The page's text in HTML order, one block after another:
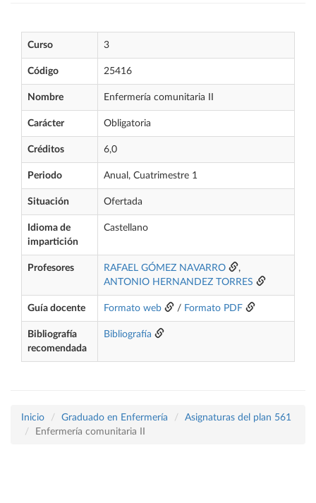
Curso 3
Código 25416
Nombre Enfermería comunitaria II
Carácter Obligatoria
Créditos 6,0
Periodo Anual, Cuatrimestre 1
Situación Ofertada
Idioma de
impartición
Castellano
Profesores RAFAEL GÓMEZ NAVARRO
,
ANTONIO HERNANDEZ TORRES
Guía docente Formato web / Formato PDF
Bibliografía
recomendada
Bibliografía
Inicio Graduado en Enfermería
Asignaturas del plan 561
Enfermería comunitaria II